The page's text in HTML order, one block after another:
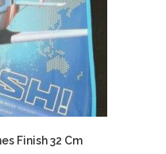
Finish 32 Cm